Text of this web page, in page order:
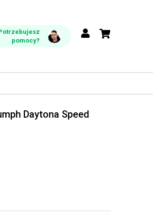
pomocy?
Daytona Speed